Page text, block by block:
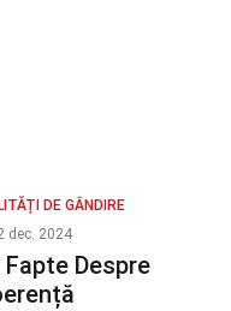
DE GÂNDIRE
dec. 2024
Fapte Despre